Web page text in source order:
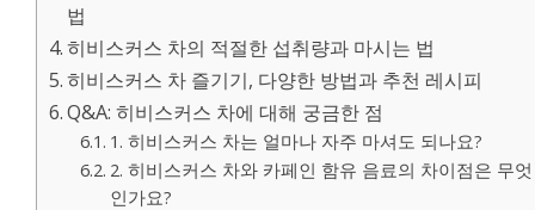
법
히비스커스 차의 적절한 섭취량과 마시는 법
히비스커스 차 즐기기, 다양한 방법과 추천 레시피
Q&A: 히비스커스 차에 대해 궁금한 점
1. 히비스커스 차는 얼마나 자주 마셔도 되나요?
2. 히비스커스 차와 카페인 함유 음료의 차이점은 무엇
인가요?